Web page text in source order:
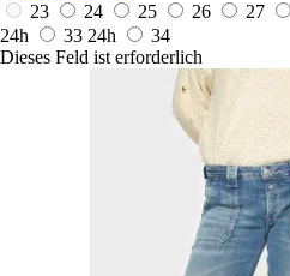
23
24 25 26 27
24h
33 24h
34
Dieses Feld ist erforderlich